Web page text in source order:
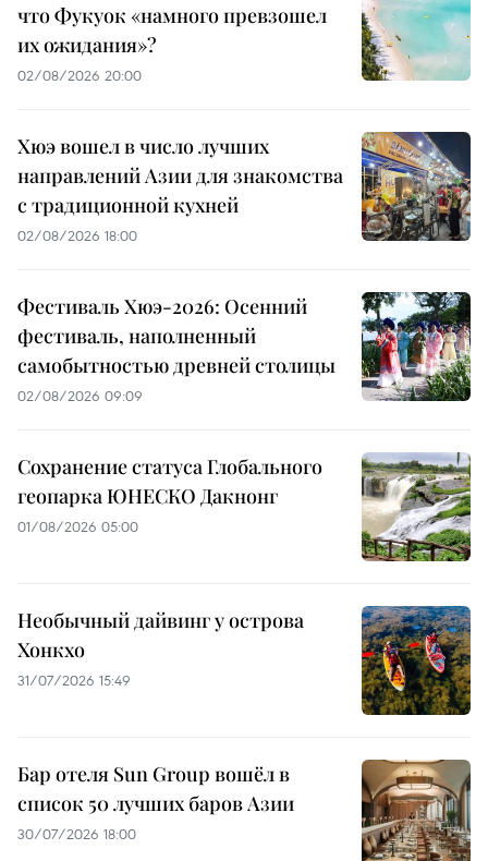
что Фукуок «намного превзошел
их ожидания»?
02/08/2026 20:00
Хюэ вошел в число лучших
направлений Азии для знакомства
с традиционной кухней
02/08/2026 18:00
Фестиваль Хюэ-2026: Осенний
фестиваль, наполненный
самобытностью древней столицы
02/08/2026 09:09
Сохранение статуса Глобального
геопарка ЮНЕСКО Дакнонг
01/08/2026 05:00
Необычный дайвинг у острова
Хонкхо
31/07/2026 15:49
Бар отеля Sun Group вошёл в
список 50 лучших баров Азии
30/07/2026 18:00